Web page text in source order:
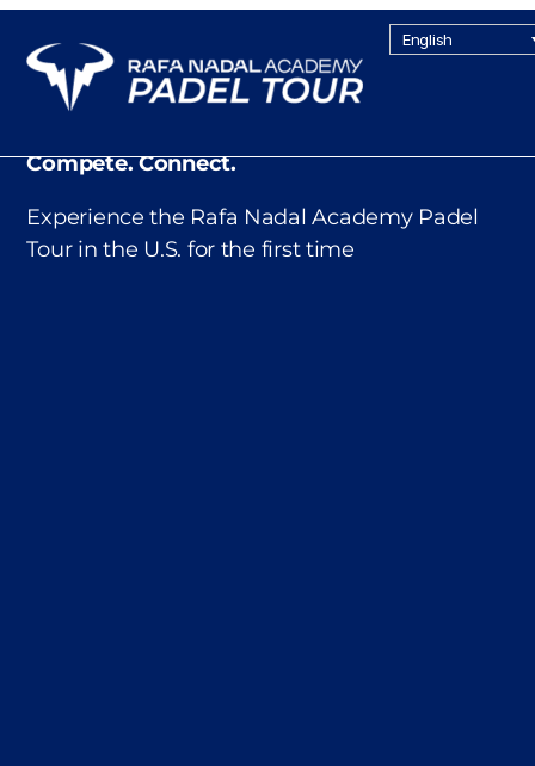
English
Compete. Connect.
Experience the Rafa Nadal Academy Padel
Tour in the U.S. for the first time